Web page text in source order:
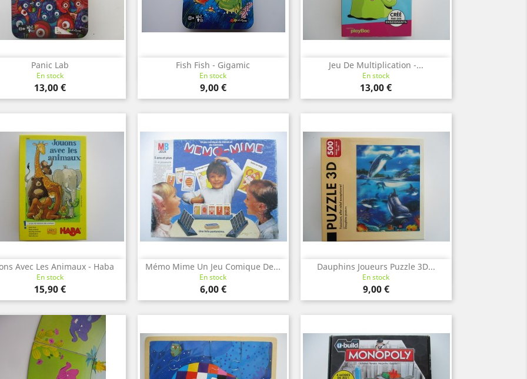
Panic Lab
En stock
Prix
13,00 €
Aperçu rapide Fish Fish - Gigamic
En stock
Prix
9,00 €
Aperçu rapide Jeu De Multiplication -...
En stock
Prix
13,00 €
Aperçu rapide
Avec Les Animaux - Haba
En stock
Prix
15,90 €
Aperçu rapide Mémo Mime Un Jeu Comique De...
En stock
Prix
6,00 €
Aperçu rapide Dauphins Joueurs Puzzle 3D...
En stock
Prix
9,00 €
Aperçu rapide